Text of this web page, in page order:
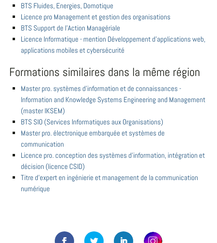
BTS Fluides, Energies, Domotique
Licence pro Management et gestion des organisations
BTS Support de l'Action Managériale
Licence Informatique - mention Développement d’applications web,
applications mobiles et cybersécurité
Formations similaires dans la même région
Master pro. systèmes d'information et de connaissances -
Information and Knowledge Systems Engineering and Management
(master IKSEM)
BTS SIO (Services Informatiques aux Organisations)
Master pro. électronique embarquée et systèmes de
communication
Licence pro. conception des systèmes d'information, intégration et
décision (licence CSID)
Titre d'expert en ingénierie et management de la communication
numérique